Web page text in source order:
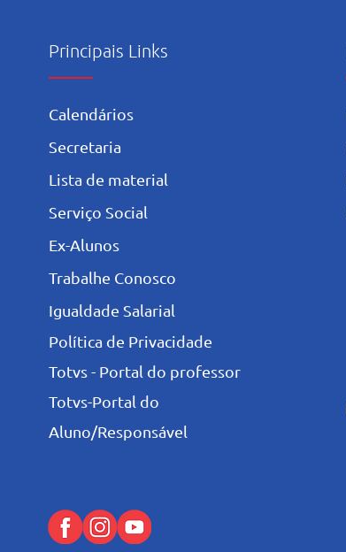
Principais Links
Calendários
Secretaria
L ista de material
Serviço Social
Ex-Alunos
Trabalhe Conosco
Igualdade Salarial
Política de Privacidade
Totvs - Portal do professor
Totvs-Portal do
Aluno/Responsável